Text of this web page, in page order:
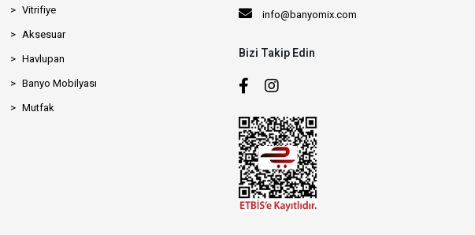
Vitrifiye
Aksesuar
Havlupan
Banyo Mobilyası
Mutfak
info@banyomix.com
Bizi Takip Edin